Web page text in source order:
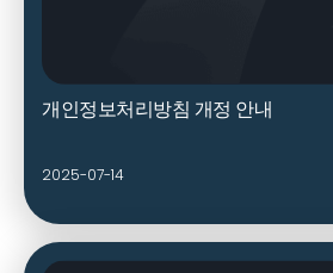
개인정보처리방침 개정 안내
2025-07-14